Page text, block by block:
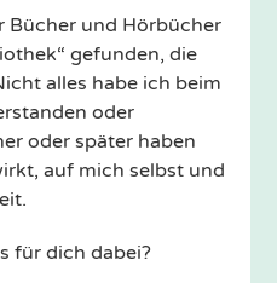
Bücher und Hörbücher
gefunden, die
alles habe ich beim
oder
oder später haben
auf mich selbst und
für dich dabei?